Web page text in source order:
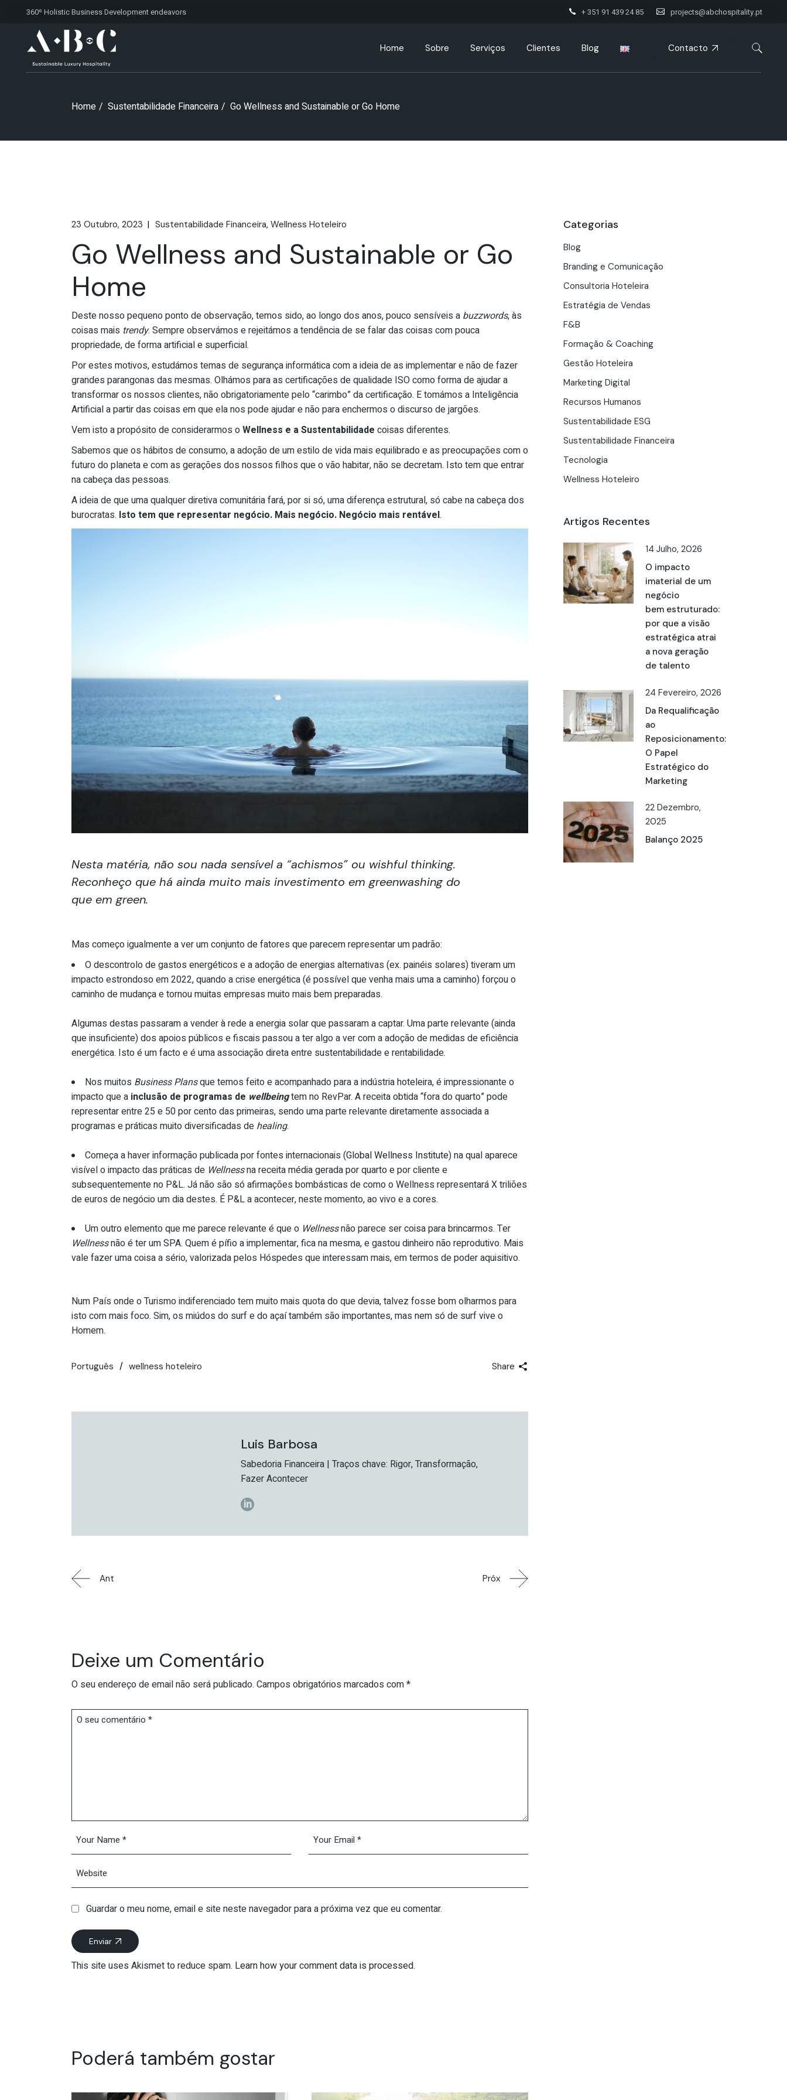
360º Holistic Business Developmentendeavors + 351 91 439 24 85 projects@abchospitality.pt
Home Sobre Serviços Clientes Blog Contacto
Home Sustentabilidade Financeira Go Wellness and Sustainable or Go Home
23 Outubro, 2023 Sustentabilidade Financeira Wellness Hoteleiro
Go Wellness and Sustainable or Go
Home
Deste nosso pequeno ponto de observação, temos sido, ao longo dos anos, pouco sensíveis a buzzwords, às
coisas mais trendy. Sempre observámos e rejeitámos a tendência de se falar das coisas com pouca
propriedade, de forma artificial e superficial.
Por estes motivos, estudámos temas de segurança informática com a ideia de as implementar e não de fazer
grandes parangonas das mesmas. Olhámos para as certificações de qualidade ISO como forma de ajudar a
transformar os nossos clientes, não obrigatoriamente pelo “carimbo” da certificação. E tomámos a Inteligência
Artificial a partir das coisas em que ela nos pode ajudar e não para enchermos o discurso de jargões.
Vem isto a propósito de considerarmos oWellness e a Sustentabilidade coisas diferentes.
Sabemos que os hábitos de consumo, a adoção de um estilo de vida mais equilibrado e as preocupações com o
futuro do planeta e com as gerações dos nossos filhos que o vão habitar, não se decretam. Isto tem que entrar
na cabeça das pessoas.
A ideia de que uma qualquer diretiva comunitária fará, por si só, uma diferença estrutural, só cabe na cabeça dos
burocratas. Isto tem que representar negócio. Mais negócio. Negócio mais rentável.
Nesta matéria, não sou nada sensível a “achismos” ou wishful thinking.
Reconheço que há ainda muito mais investimento em greenwashingdo
que em green.
Mas começo igualmente a ver um conjunto de fatores que parecem representar um padrão:
O descontrolo de gastos energéticos e a adoção de energias alternativas (ex. painéis solares) tiveram um
impacto estrondoso em 2022, quando a crise energética (é possível que venha mais uma a caminho) forçou o
caminho de mudança e tornou muitas empresas muito mais bem preparadas.
Algumas destas passaram a vender à rede a energia solar que passaram a captar. Uma parte relevante (ainda
que insuficiente) dos apoios públicos e fiscais passou a ter algo a ver com a adoção de medidas de eficiência
energética. Isto é um facto e é uma associação direta entre sustentabilidade e rentabilidade.
Nos muitos Business Plansque temos feito e acompanhado para a indústria hoteleira, é impressionante o
impacto que a inclusão de programas de wellbeingtem no RevPar. A receita obtida “fora do quarto” pode
representar entre 25 e 50 por cento das primeiras, sendo uma parte relevante diretamente associada a
programas e práticas muito diversificadas de healing.
Começa a haver informação publicada por fontes internacionais (Global Wellness Institute) na qual aparece
visível o impacto das práticas de Wellnessna receita média gerada por quarto e por cliente e
subsequentemente no P&L. Já não são só afirmações bombásticas de como o Wellness representará X triliões
de euros de negócio um dia destes. É P&L a acontecer, neste momento, ao vivo e a cores.
Um outro elemento que me parece relevante é que o Wellnessnão parece ser coisa para brincarmos. Ter
Wellnessnão é ter um SPA. Quem é pífio a implementar, fica na mesma, e gastou dinheiro não reprodutivo. Mais
vale fazer uma coisa a sério, valorizada pelos Hóspedes que interessam mais, em termos de poder aquisitivo.
Num País onde o Turismo indiferenciado tem muito mais quota do que devia, talvez fosse bom olharmos para
isto com mais foco. Sim, os miúdos do surf e do açaí também são importantes, mas nem só de surf vive o
Homem.
Português wellness hoteleiro Share
Luis Barbosa
Sabedoria Financeira | Traços chave: Rigor, Transformação,
Fazer Acontecer
Ant Próx
Deixe um Comentário
O seu endereço de email não será publicado. Campos obrigatórios marcados com*
Guardar o meu nome, email e site neste navegador para a próxima vez que eu comentar.
Enviar
This site uses Akismet to reduce spam. Learn how your comment data is processed.
Poderá também gostar
Categorias
Blog
Branding e Comunicação
Consultoria Hoteleira
Estratégia de Vendas
F&B
Formação & Coaching
Gestão Hoteleira
Marketing Digital
Recursos Humanos
Sustentabilidade ESG
Sustentabilidade Financeira
Tecnologia
Wellness Hoteleiro
Artigos Recentes
14 Julho, 2026
O impacto
imaterial de um
negócio
bem estruturado:
por que a visão
estratégica atrai
a nova geração
de talento
24 Fevereiro, 2026
Da Requalificação
ao
Reposicionamento:
O Papel
Estratégico do
Marketing
22 Dezembro,
2025
Balanço 2025